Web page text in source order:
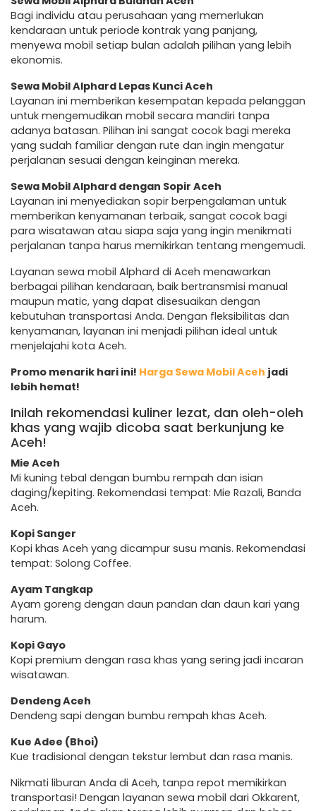
Bagi individu atau perusahaan yang memerlukan
kendaraan untuk periode kontrak yang panjang,
menyewa mobil setiap bulan adalah pilihan yang lebih
ekonomis.
Sewa Mobil Alphard Lepas Kunci Aceh
Layanan ini memberikan kesempatan kepada pelanggan
untuk mengemudikan mobil secara mandiri tanpa
adanya batasan. Pilihan ini sangat cocok bagi mereka
yang sudah familiar dengan rute dan ingin mengatur
perjalanan sesuai dengan keinginan mereka.
Sewa Mobil Alphard dengan Sopir Aceh
Layanan ini menyediakan sopir berpengalaman untuk
memberikan kenyamanan terbaik, sangat cocok bagi
para wisatawan atau siapa saja yang ingin menikmati
perjalanan tanpa harus memikirkan tentang mengemudi.
Layanan sewa mobil Alphard di Aceh menawarkan
berbagai pilihan kendaraan, baik bertransmisi manual
maupun matic, yang dapat disesuaikan dengan
kebutuhan transportasi Anda. Dengan fleksibilitas dan
kenyamanan, layanan ini menjadi pilihan ideal untuk
menjelajahi kota Aceh.
Promo menarik hari ini! Harga Sewa Mobil Aceh jadi
lebih hemat!
Inilah rekomendasi kuliner lezat, dan oleh-oleh
khas yang wajib dicoba saat berkunjung ke
Aceh!
Mie Aceh
Mi kuning tebal dengan bumbu rempah dan isian
daging/kepiting. Rekomendasi tempat: Mie Razali, Banda
Aceh.
Kopi Sanger
Kopi khas Aceh yang dicampur susu manis. Rekomendasi
tempat: Solong Coffee.
Ayam Tangkap
Ayam goreng dengan daun pandan dan daun kari yang
harum.
Kopi Gayo
Kopi premium dengan rasa khas yang sering jadi incaran
wisatawan.
Dendeng Aceh
Dendeng sapi dengan bumbu rempah khas Aceh.
Kue Adee (Bhoi)
Kue tradisional dengan tekstur lembut dan rasa manis.
Nikmati liburan Anda di Aceh, tanpa repot memikirkan
transportasi! Dengan layanan sewa mobil dari Okkarent,